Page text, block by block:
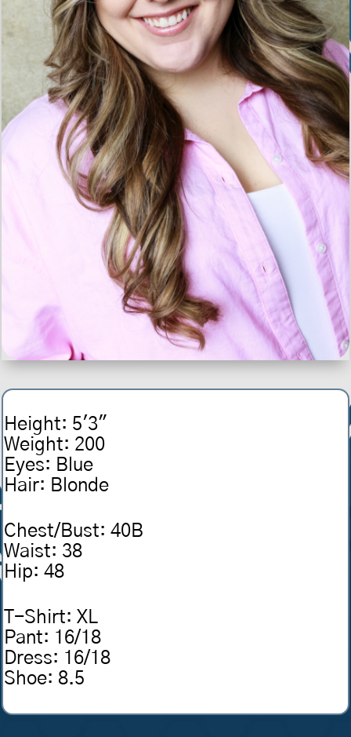
Height: 5'3"
Weight: 200
Eyes: Blue
Hair: Blonde
Chest/Bust:40B
Waist: 38
Hip:48
T-Shirt:XL
Pant: 16/18
Dress: 16/18
Shoe: 8.5